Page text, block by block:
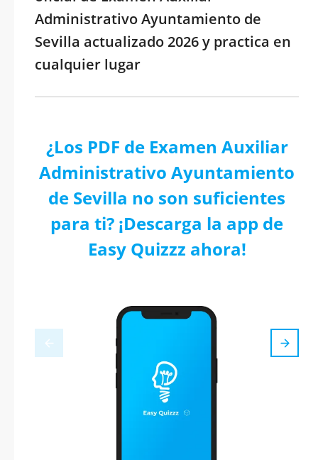
Administrativo Ayuntamiento de
Sevilla actualizado 2026 y practica en
cualquier lugar
¿Los PDF de Examen Auxiliar
Administrativo Ayuntamiento
de Sevilla no son suficientes
para ti? ¡Descarga la app de
Easy Quizzz ahora!